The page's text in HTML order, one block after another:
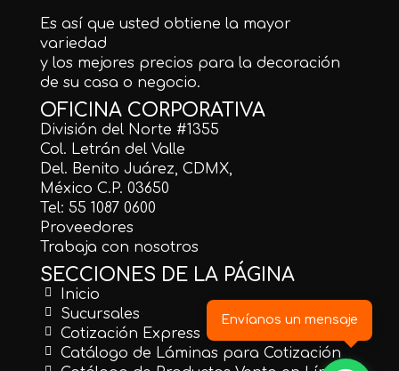
Es así que usted obtiene la mayor
variedad
y los mejores precios para la decoración
de su casa o negocio.
OFICINA CORPORATIVA
División del Norte #1355
Col. Letrán del Valle
Del. Benito Juárez, CDMX,
México C.P. 03650
Tel: 55 1087 0600
Proveedores
Trabaja con nosotros
SECCIONES DE LA PÁGINA
Inicio
Sucursales
Cotización Express
Catálogo de Láminas para Cotización
Envíanos un mensaje